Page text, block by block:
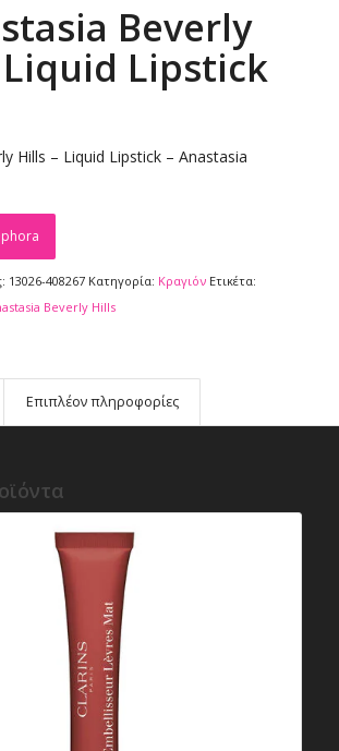
Beverly
Liquid Lipstick
Hills – Liquid Lipstick – Anastasia
13026-408267 Κατηγορία: Κραγιόν Ετικέτα:
Beverly Hills
Επιπλέον πληροφορίες